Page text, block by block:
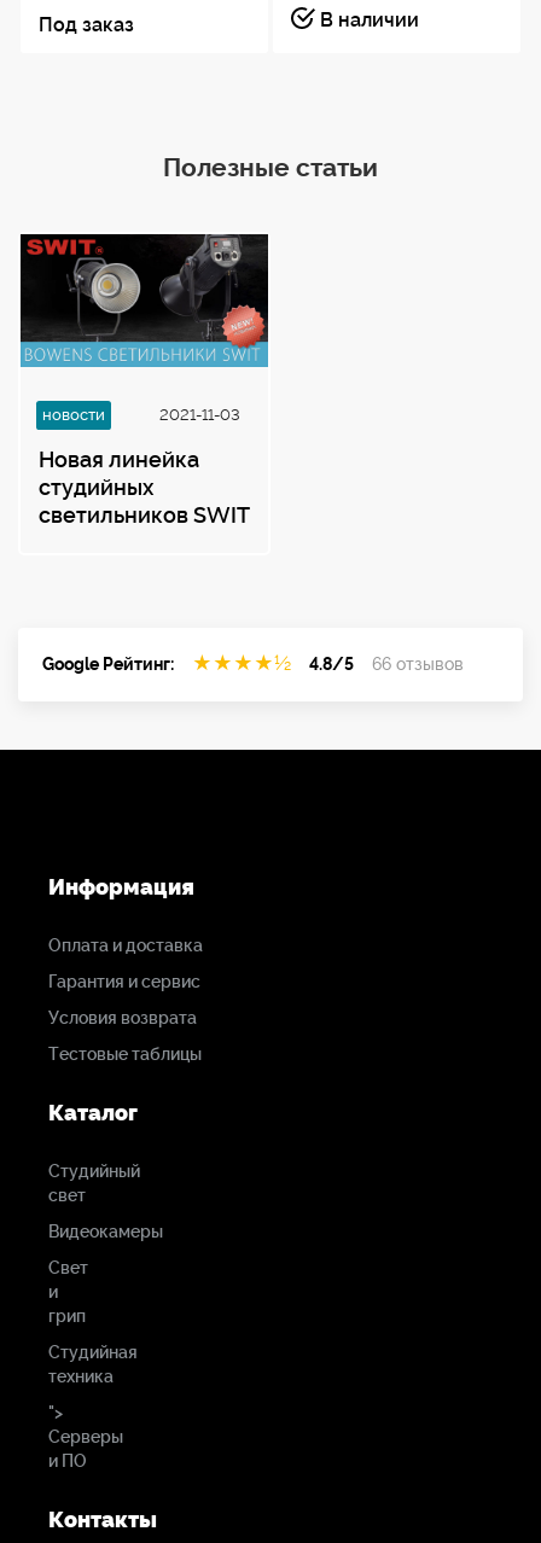
Под заказ В наличии
Полезные статьи
новости 2021-11-03
Новая линейка
студийных
светильников SWIT
Google Рейтинг: ★ ★ ★ ★½ 4.8/5 66 отзывов
Информация
Оплата и доставка
Гарантия и сервис
Условия возврата
Тестовые таблицы
Каталог
Студийный
свет
Видеокамеры
Свет
и
грип
Студийная
техника
">
Серверы
и ПО
Контакты